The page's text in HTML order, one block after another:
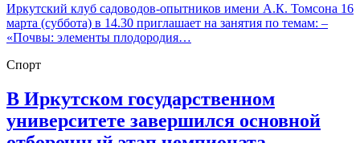
Иркутский клуб садоводов-опытников имени А.К. Томсона 16
марта (суббота) в 14.30 приглашает на занятия по темам: –
«Почвы: элементы плодородия…
Спорт
В Иркутском государственном
университете завершился основной